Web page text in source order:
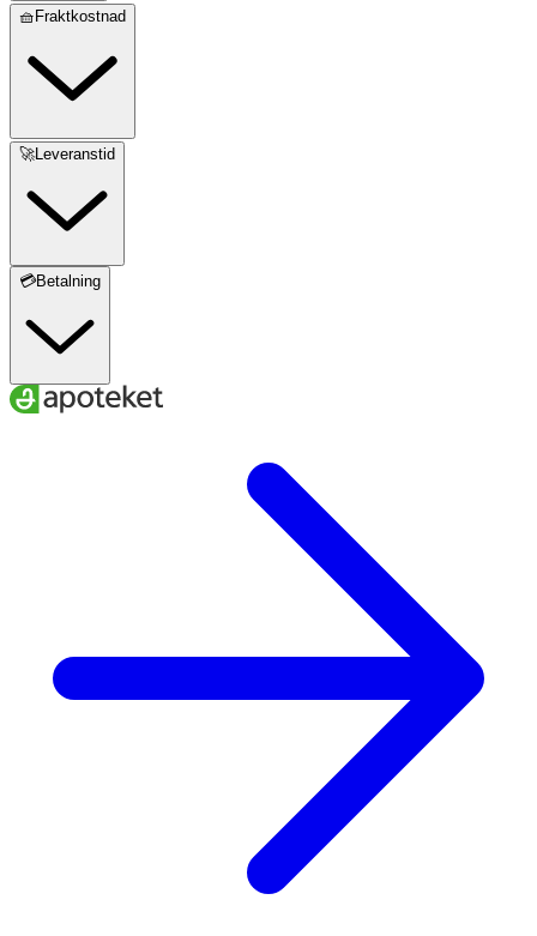
🧺Fraktkostnad
🚀Leveranstid
💳Betalning